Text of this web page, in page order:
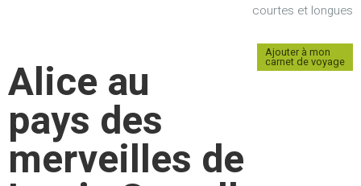
courtes et longues
Ajouter à mon
carnet de voyage
Alice au
pays des
merveilles de